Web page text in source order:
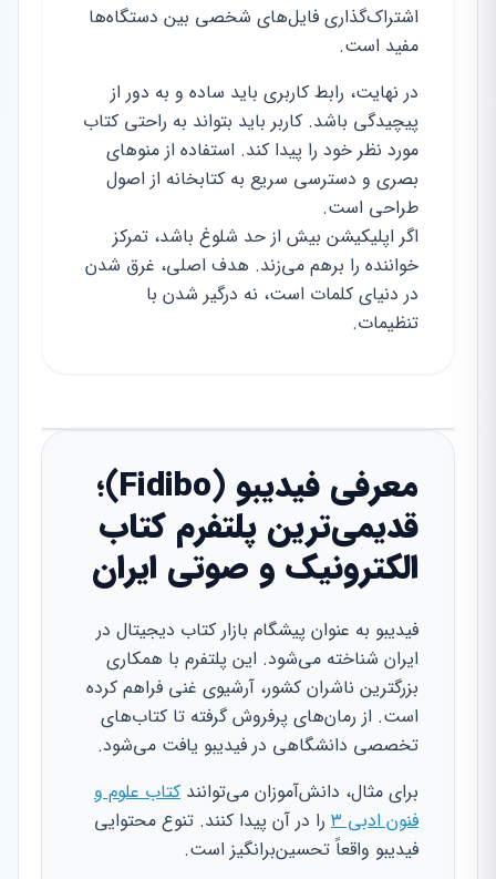
اشتراک‌گذاری فایل‌های شخصی بین دستگاه‌ها
مفید است.
در نهایت، رابط کاربری باید ساده و به دور از
پیچیدگی باشد. کاربر باید بتواند به راحتی کتاب
مورد نظر خود را پیدا کند. استفاده از منوهای
بصری و دسترسی سریع به کتابخانه از اصول
طراحی است.
اگر اپلیکیشن بیش از حد شلوغ باشد، تمرکز
خواننده را برهم می‌زند. هدف اصلی، غرق شدن
در دنیای کلمات است، نه درگیر شدن با
تنظیمات.
معرفی فیدیبو (Fidibo)؛
قدیمی‌ترین پلتفرم کتاب
الکترونیک و صوتی ایران
فیدیبو به عنوان پیشگام بازار کتاب دیجیتال در
ایران شناخته می‌شود. این پلتفرم با همکاری
بزرگترین ناشران کشور، آرشیوی غنی فراهم کرده
است. از رمان‌های پرفروش گرفته تا کتاب‌های
تخصصی دانشگاهی در فیدیبو یافت می‌شود.
برای مثال، دانش‌آموزان می‌توانند کتاب علوم و
فنون ادبی ۳
را در آن پیدا کنند. تنوع محتوایی
فیدیبو واقعاً تحسین‌برانگیز است.